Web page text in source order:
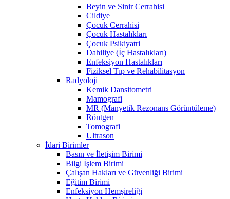
Beyin ve Sinir Cerrahisi
Cildiye
Çocuk Cerrahisi
Çocuk Hastalıkları
Çocuk Psikiyatri
Dahiliye (İç Hastalıkları)
Enfeksiyon Hastalıkları
Fiziksel Tıp ve Rehabilitasyon
Radyoloji
Kemik Dansitometri
Mamografi
MR (Manyetik Rezonans Görüntüleme)
Röntgen
Tomografi
Ultrason
İdari Birimler
Basın ve İletişim Birimi
Bilgi İşlem Birimi
Çalışan Hakları ve Güvenliği Birimi
Eğitim Birimi
Enfeksiyon Hemşireliği